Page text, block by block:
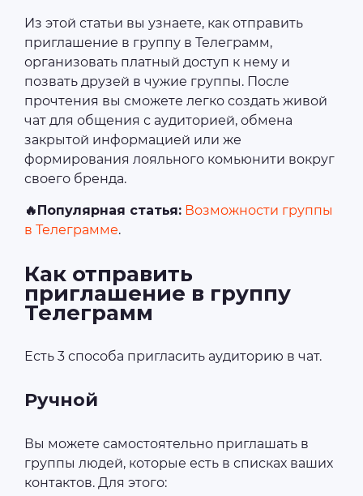
Из этой статьи вы узнаете, как отправить
приглашение в группу в Телеграмм,
организовать платный доступ к нему и
позвать друзей в чужие группы. После
прочтения вы сможете легко создать живой
чат для общения с аудиторией, обмена
закрытой информацией или же
формирования лояльного комьюнити вокруг
своего бренда.
🔥Популярная статья: Возможности группы
в Телеграмме.
Как отправить
приглашение в группу
Телеграмм
Есть 3 способа пригласить аудиторию в чат.
Ручной
Вы можете самостоятельно приглашать в
группы людей, которые есть в списках ваших
контактов. Для этого: